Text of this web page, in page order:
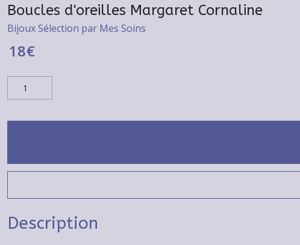
Boucles d'oreilles Margaret Cornaline
Bijoux Sélection par Mes Soins
18€
Description